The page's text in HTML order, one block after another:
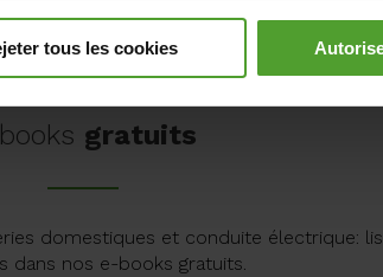
tous les cookies
gratuits
domestiques et conduite électrique:
dans nos e-books gratuits.